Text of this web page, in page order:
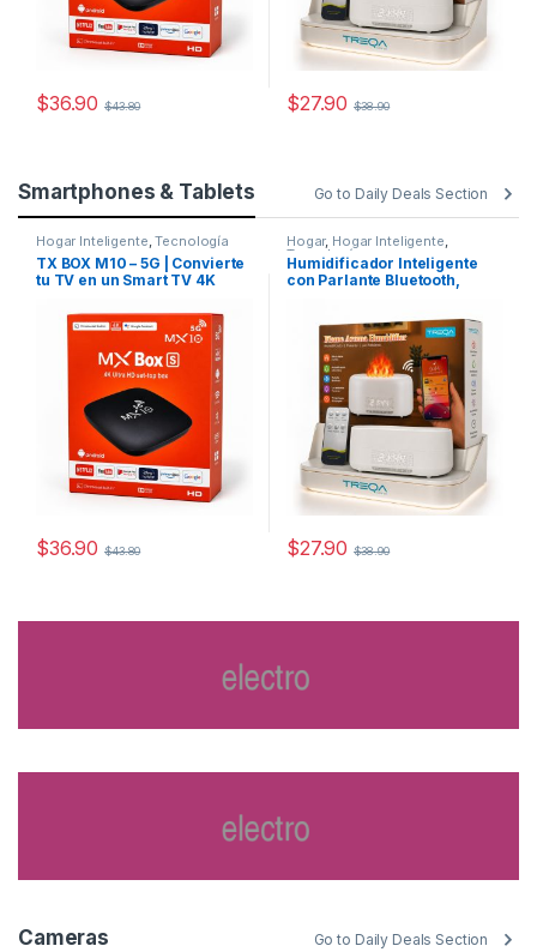
$36.90 $43.80 $27.90 $38.90
Smartphones & Tablets Go to Daily Deals Section
Hogar Inteligente,Tecnología
TX BOX M10 – 5G | Convierte
tu TV en un Smart TV 4K
$36.90 $43.80
Hogar, Hogar Inteligente,
Tecnología
Humidificador Inteligente
con Parlante Bluetooth,
$27.90 $38.90
Cameras Go to Daily Deals Section